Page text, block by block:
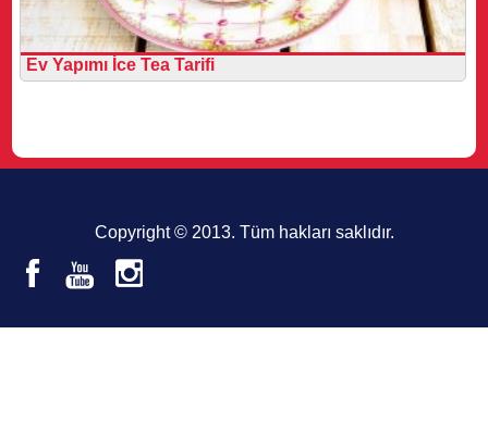
Ev Yapımı İce Tea Tarifi
Copyright © 2013. Tüm hakları saklıdır.